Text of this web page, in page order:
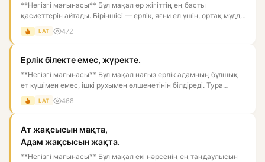
**Негізгі мағынасы** Бұл мақал ер жігіттің ең басты
қасиеттерін айтады. Біріншісі — ерлік, яғни ел үшін, ортақ мүдде
үші...
LAT 472
Ерлік білекте емес, жүректе.
**Негізгі мағынасы** Бұл мақал нағыз ерлік адамның бұлшық
ет күшімен емес, ішкі рухымен өлшенетінін білдіреді. Тура
мағы...
LAT 468
Ат жақсысын мақта,
Адам жақсысын жақта.
**Негізгі мағынасы** Бұл мақал екі нәрсенің ең таңдаулысын